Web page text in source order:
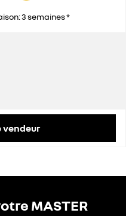
3 semaines *
vendeur
MASTER